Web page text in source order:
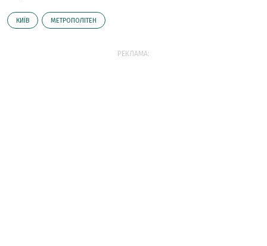
КИЇВ МЕТРОПОЛІТЕН
РЕКЛАМА: